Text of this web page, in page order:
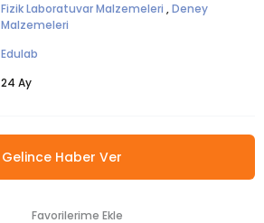
Fizik Laboratuvar Malzemeleri ,Deney
Malzemeleri
Edulab
24 Ay
Gelince Haber Ver